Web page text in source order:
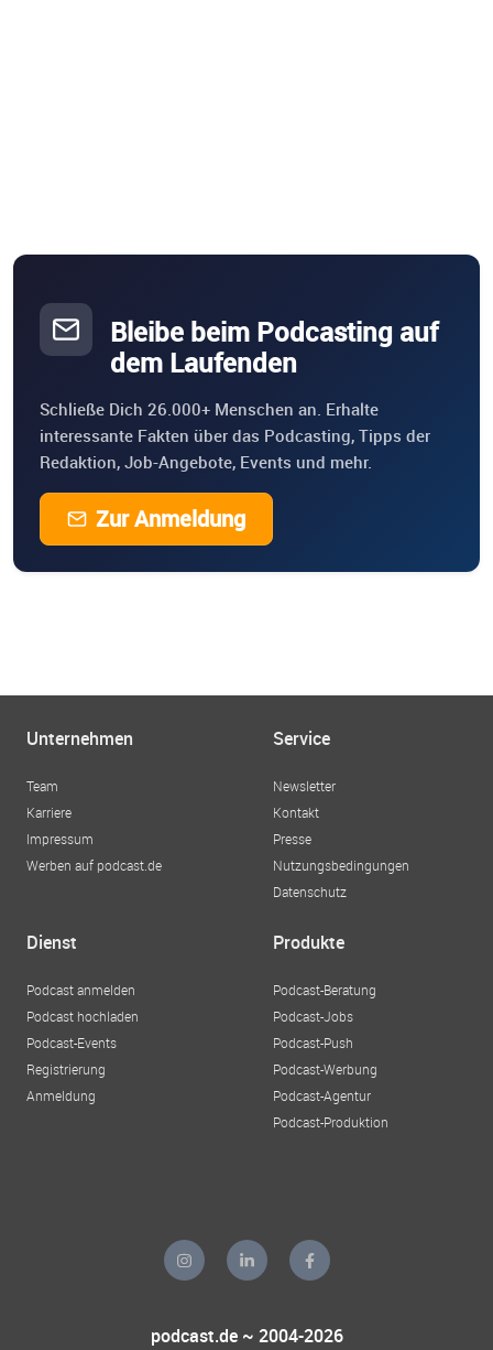
Bleibe beim Podcasting auf
dem Laufenden
Schließe Dich 26.000+ Menschen an. Erhalte
interessante Fakten über das Podcasting, Tipps der
Redaktion, Job-Angebote, Events und mehr.
Zur Anmeldung
Unternehmen
Team
Karriere
Impressum
Werben auf podcast.de
Service
Newsletter
Kontakt
Presse
Nutzungsbedingungen
Datenschutz
Dienst
Podcast anmelden
Podcast hochladen
Podcast-Events
Registrierung
Anmeldung
Produkte
Podcast-Beratung
Podcast-Jobs
Podcast-Push
Podcast-Werbung
Podcast-Agentur
Podcast-Produktion
podcast.de ~ 2004-2026